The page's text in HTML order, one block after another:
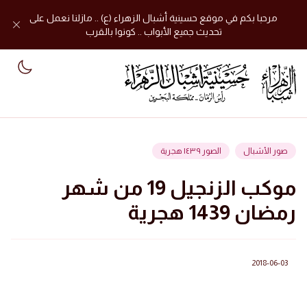
مرحبا بكم في موقع حسينية أشبال الزهراء (ع) .. مازلنا نعمل على
تحديث جميع الأبواب .. كونوا بالقرب
صور الأشبال الصور ١٤٣٩ هجرية
موكب الزنجيل 19 من شهر
رمضان 1439 هجرية
2018-06-03